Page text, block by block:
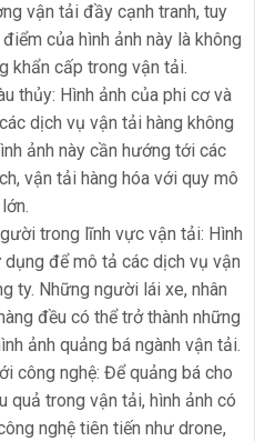
vận tải đầy cạnh tranh, tuy
của hình ảnh này là không
khẩn cấp trong vận tải.
thủy: Hình ảnh của phi cơ và
dịch vụ vận tải hàng không
ảnh này cần hướng tới các
vận tải hàng hóa với quy mô
lớn.
trong lĩnh vực vận tải: Hình
để mô tả các dịch vụ vận
ty. Những người lái xe, nhân
đều có thể trở thành những
ảnh quảng bá ngành vận tải.
công nghệ: Để quảng bá cho
quả trong vận tải, hình ảnh có
nghệ tiên tiến như drone,